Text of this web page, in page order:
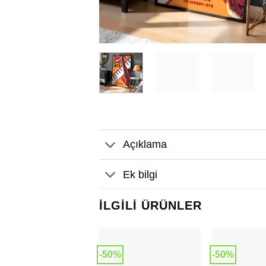
Açıklama
Ek bilgi
İLGILI ÜRÜNLER
-50% -50%